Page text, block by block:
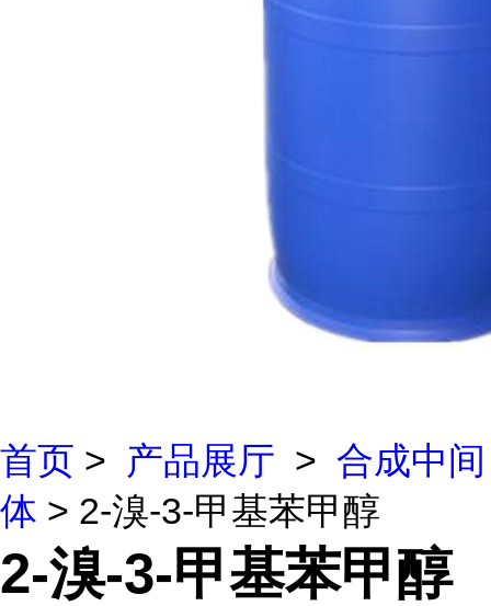
首页 > 产品展厅 > 合成中间
体 > 2-溴-3-甲基苯甲醇
2-溴-3-甲基苯甲醇